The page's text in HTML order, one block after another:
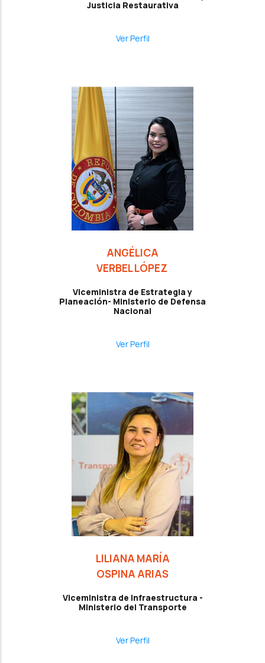
Justicia Restaurativa
Ver Perfil
ANGÉLICA
VERBEL LÓPEZ
Viceministra de Estrategia y
Planeación- Ministerio de Defensa
Nacional
Ver Perfil
LILIANA MARÍA
OSPINA ARIAS
Viceministra de Infraestructura -
Ministerio del Transporte
Ver Perfil